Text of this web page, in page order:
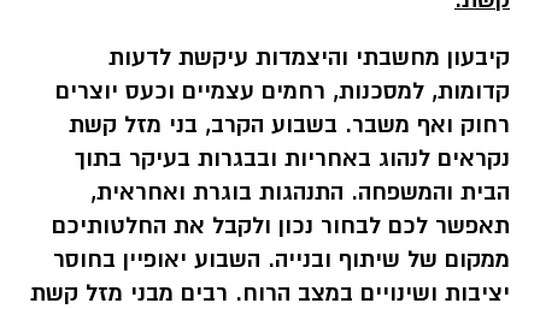
קיבעון מחשבתי והיצמדות עיקשת לדעות
קדומות, למסכנות, רחמים עצמיים וכעס יוצרים
רחוק ואף משבר. בשבוע הקרב, בני מזל קשת
נקראים לנהוג באחריות ובבגרות בעיקר בתוך
הבית והמשפחה. התנהגות בוגרת ואחראית,
תאפשר לכם לבחור נכון ולקבל את החלטותיכם
ממקום של שיתוף ובנייה. השבוע יאופיין בחוסר
יציבות ושינויים במצב הרוח. רבים מבני מזל קשת